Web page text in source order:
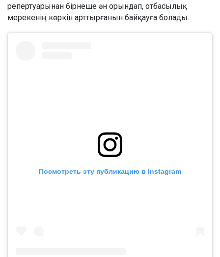
репертуарынан бірнеше ән орындап, отбасылық
мерекенің көркін арттырғанын байқауға болады.
Посмотреть эту публикацию в Instagram